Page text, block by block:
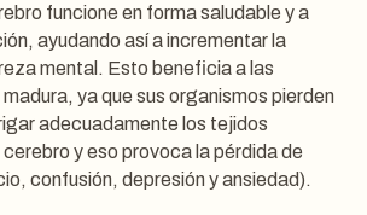
funcione en forma saludable y a
ayudando así a incrementar la
mental. Esto beneficia a las
ya que sus organismos pierden
adecuadamente los tejidos
y eso provoca la pérdida de
confusión, depresión y ansiedad).